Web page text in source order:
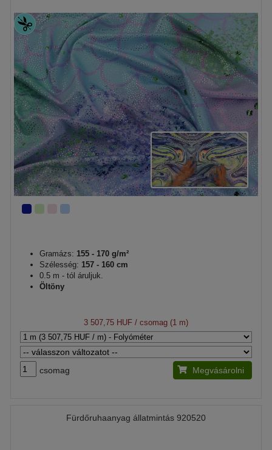
Gramázs: 155 - 170 g/m²
Szélesség: 157 - 160 cm
0.5 m - tól áruljuk.
Öltöny
3 507,75 HUF / csomag (1 m)
csomag Megvásárolni
Fürdőruhaanyag állatmintás 920520